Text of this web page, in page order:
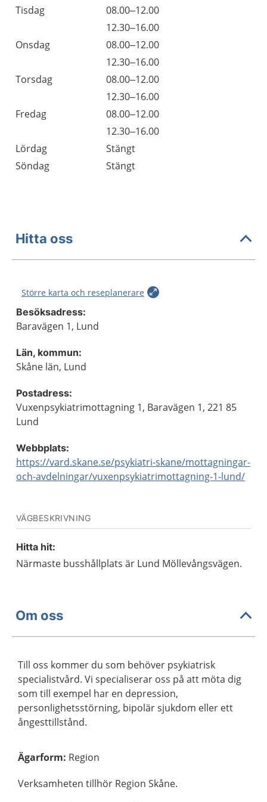
Tisdag
08.00–12.00
12.30–16.00
Onsdag
08.00–12.00
12.30–16.00
Torsdag
08.00–12.00
12.30–16.00
Fredag
08.00–12.00
12.30–16.00
Lördag
Stängt
Söndag
Stängt
Hitta oss
Större karta och reseplanerare
Besöksadress:
Baravägen 1, Lund
Län, kommun:
Skåne län, Lund
Postadress:
Vuxenpsykiatrimottagning 1, Baravägen 1, 221 85
Lund
Webbplats:
https://vard.skane.se/psykiatri-skane/mottagningar-
och-avdelningar/vuxenpsykiatrimottagning-1-lund/
VÄGBESKRIVNING
Hitta hit:
Närmaste busshållplats är Lund Möllevångsvägen.
Om oss
Till oss kommer du som behöver psykiatrisk
specialistvård. Vi specialiserar oss på att möta dig
som till exempel har en depression,
personlighetsstörning, bipolär sjukdom eller ett
ångesttillstånd.
Ägarform: Region
Verksamheten tillhör Region Skåne.